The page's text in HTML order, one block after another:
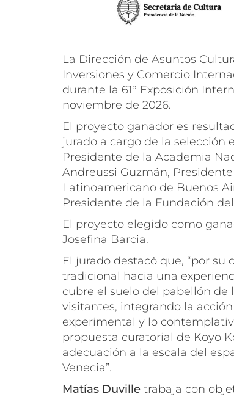
La Dirección de Asuntos
Inversiones y Comercio
durante la 61° Exposición
noviembre de 2026.
El proyecto ganador es
jurado a cargo de la selección
Presidente de la Academia
Andreussi Guzmán,
Latinoamericano de Buenos
Presidente de la Fundación
El proyecto elegido como
Josefina Barcia.
El jurado destacó que, “por
tradicional hacia una
cubre el suelo del pabellón de
visitantes, integrando la
experimental y lo
propuesta curatorial de Koyo
adecuación a la escala del
Venecia”.
Matías Duville trabaja con